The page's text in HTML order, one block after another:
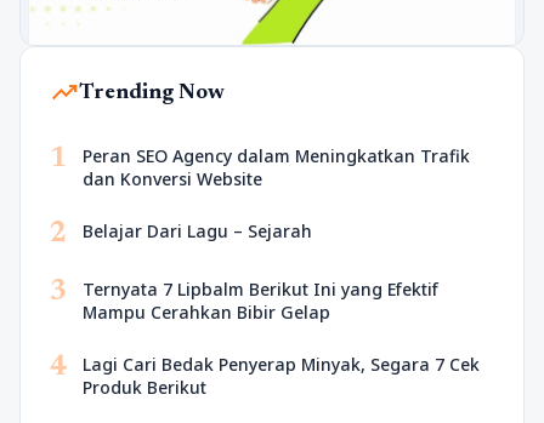
trending_upTrending Now
1
Peran SEO Agency dalam Meningkatkan Trafik
dan Konversi Website
2 Belajar Dari Lagu – Sejarah
3
Ternyata 7 Lipbalm Berikut Ini yang Efektif
Mampu Cerahkan Bibir Gelap
4
Lagi Cari Bedak Penyerap Minyak, Segara 7 Cek
Produk Berikut